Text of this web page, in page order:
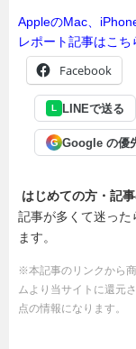
AppleのMac、
レポート記事はこち
Facebook
L LINEで送る
G Google の優
はじめての方・記
記事が多くて迷った
ます。
※本記事のリンクから
ムより当サイトに還元
点の情報になります。